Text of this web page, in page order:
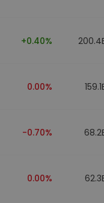
+0.40%
0.00%
-0.70%
0.00%